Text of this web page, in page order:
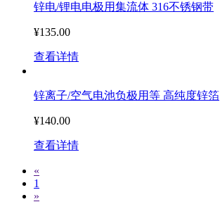
锌电/锂电电极用集流体 316不锈钢带
¥135.00
查看详情
锌离子/空气电池负极用等 高纯度锌箔
¥140.00
查看详情
«
1
»